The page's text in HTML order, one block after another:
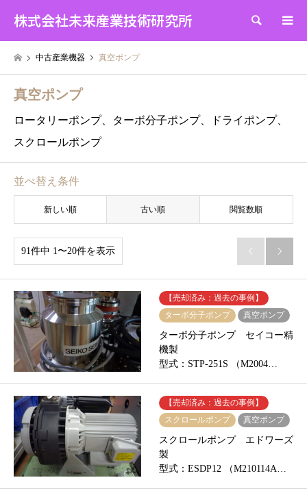
株式会社未来産業技術研究所 検索
中古産業機器 真空ポンプ
真空ポンプ
ロータリーポンプ、ターボ分子ポンプ、ドライポンプ、
スクロールポンプ
並べ替え条件
新しい順 古い順 閲覧数順
91件中 1〜20件を表示  
【売却済み：過去の事例】
ターボ分子ポンプ
真空ポンプ
ターボ分子ポンプ セイコー精
機製
型式：STP-251S （M2004…
【売却済み：過去の事例】
スクロールポンプ
真空ポンプ
スクロールポンプ エドワーズ
製
型式：ESDP12 （M210114A…